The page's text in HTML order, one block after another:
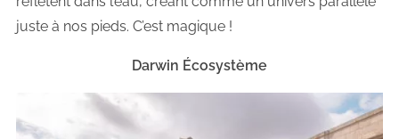
juste à nos pieds. C’est magique !
Darwin Écosystème